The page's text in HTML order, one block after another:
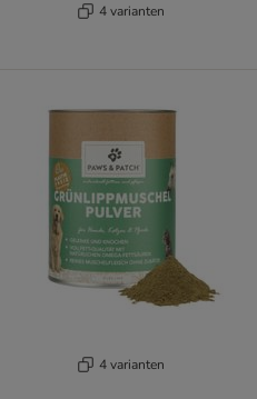
4 varianten
4 varianten